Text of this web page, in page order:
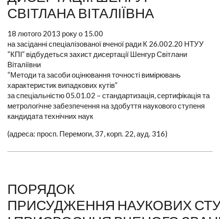
СВІТЛАНА ВІТАЛІЇВНА
18 лютого 2013 року о 15.00
на засіданні спеціалізованої вченої ради К 26.002.20 НТУУ
“КПІ” відбудеться захист дисертації Шенгур Світлани
Віталіївни
“Методи та засоби оцінювання точності вимірювань
характеристик випадкових кутів”
за спеціальністю 05.01.02 – стандартизація, сертифікація та
метрологічне забезпечення на здобуття наукового ступеня
кандидата технічних наук
(адреса: просп. Перемоги, 37, корп. 22, ауд. 316)
ПОРЯДОК
ПРИСУДЖЕННЯ НАУКОВИХ